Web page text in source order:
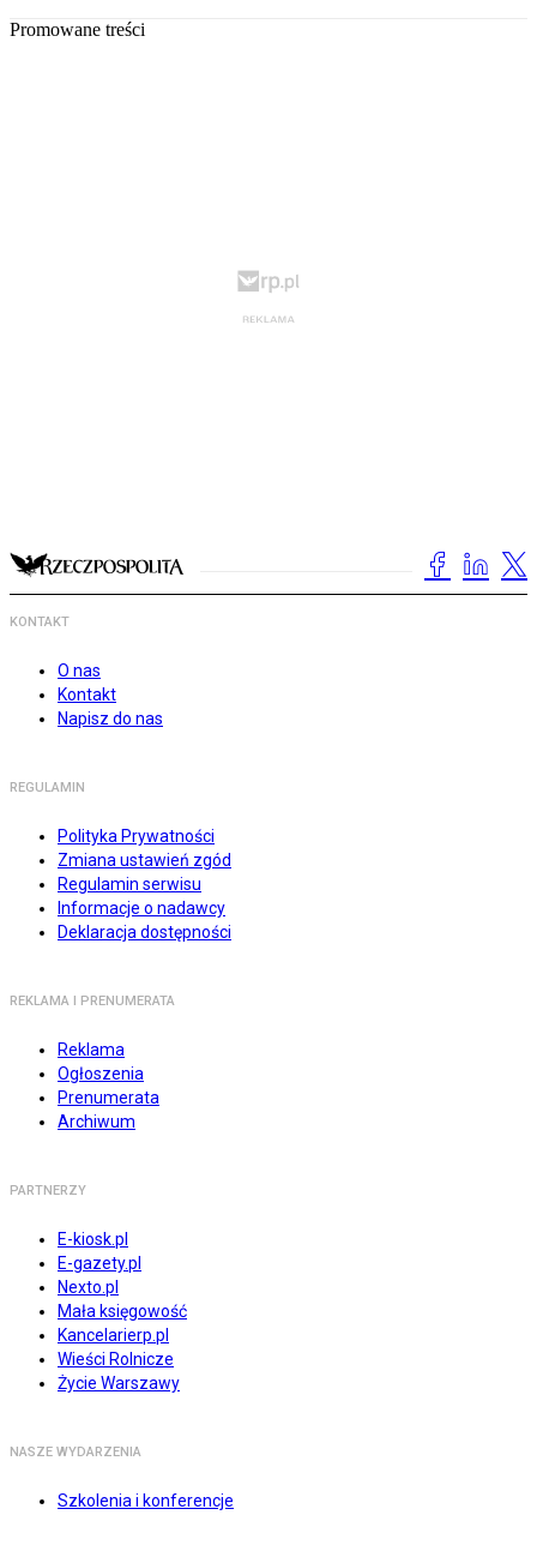
Promowane treści
KONTAKT
O nas
Kontakt
Napisz do nas
REGULAMIN
Polityka Prywatności
Zmiana ustawień zgód
Regulamin serwisu
Informacje o nadawcy
Deklaracja dostępności
REKLAMA I PRENUMERATA
Reklama
Ogłoszenia
Prenumerata
Archiwum
PARTNERZY
E-kiosk.pl
E-gazety.pl
Nexto.pl
Mała księgowość
Kancelarierp.pl
Wieści Rolnicze
Życie Warszawy
NASZE WYDARZENIA
Szkolenia i konferencje